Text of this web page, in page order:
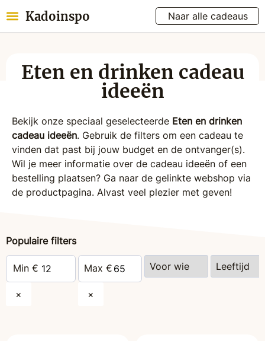
Naar alle cadeaus
Kadoinspo
Eten en drinken cadeau
ideeën
Bekijk onze speciaal geselecteerde Eten en drinken
cadeau ideeën. Gebruik de filters om een cadeau te
vinden dat past bij jouw budget en de ontvanger(s).
Wil je meer informatie over de cadeau ideeën of een
bestelling plaatsen? Ga naar de gelinkte webshop via
de productpagina. Alvast veel plezier met geven!
Populaire filters
× ×